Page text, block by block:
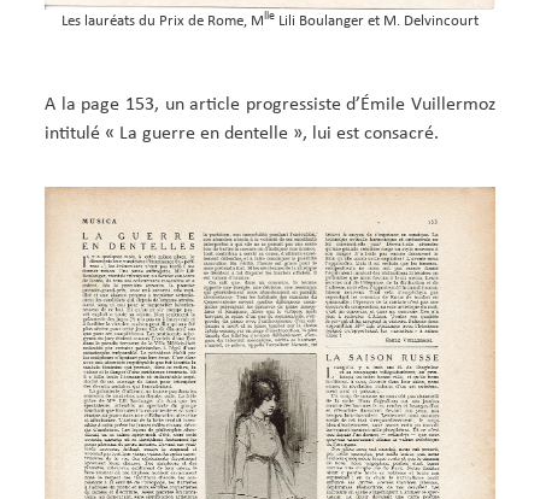
Les lauréats du Prix de Rome, M lle Lili Boulanger et M. Delvincourt
A la page 153, un article progressiste d’Émile Vuillermoz
intitulé « La guerre en dentelle », lui est consacré.